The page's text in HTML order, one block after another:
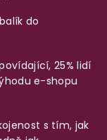
do
25% lidí
e-shopu
s tím, jak